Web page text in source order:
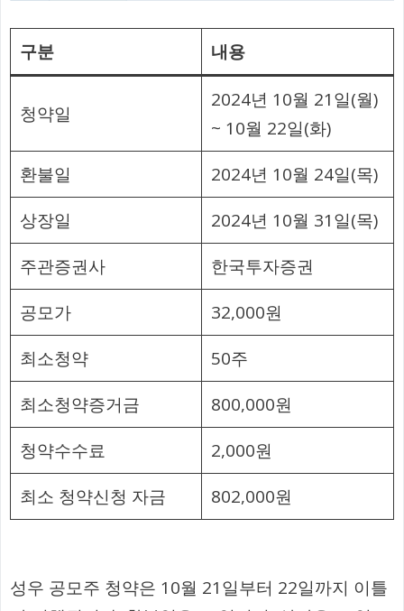
구분 내용
청약일
2024년 10월 21일(월)
~ 10월 22일(화)
환불일
2024년 10월 24일(목)
상장일
2024년 10월 31일(목)
주관증권사
한국투자증권
공모가
32,000원
최소청약
50주
최소청약증거금
800,000원
청약수수료
2,000원
최소 청약신청 자금
802,000원
성우 공모주 청약은 10월 21일부터 22일까지 이틀